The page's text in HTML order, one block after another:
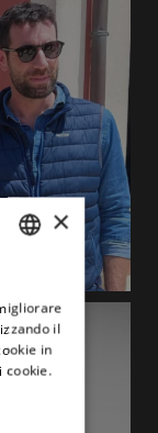
ENGLISH
×
il
in
cookie.